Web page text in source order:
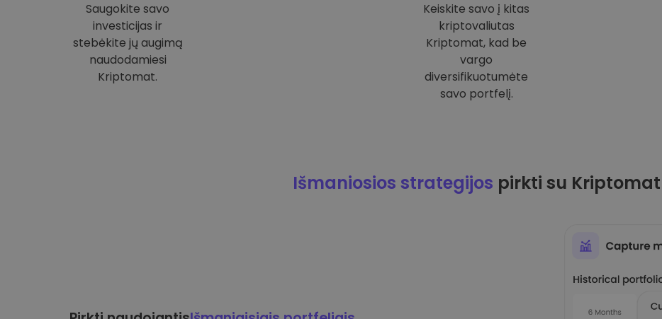
Saugokite savo
investicijas ir
stebėkite jų augimą
naudodamiesi
Kriptomat.
Keiskite savo į kitas
kriptovaliutas
Kriptomat, kad be
vargo
diversifikuotumėte
savo portfelį.
Išmaniosios strategijos pirkti su Kriptomat